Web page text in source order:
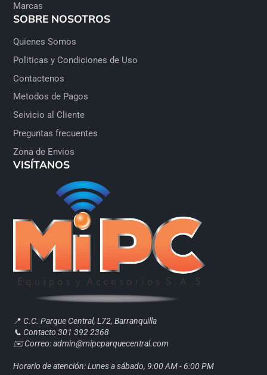
Marcas
SOBRE NOSOTROS
Quienes Somos
Politicas y Condiciones de Uso
Contactenos
Metodos de Pagos
Seivicio al Cliente
Preguntas frecuentes
Zona de Envios
VISÍTANOS
📍 C.C. Parque Central, L72, Barranquilla
📞 Contacto 301 392 2368
✉️ Correo: admin@mipcparquecentral.com
Horario de atención: Lunes a sábado, 9:00 AM - 6:00 PM